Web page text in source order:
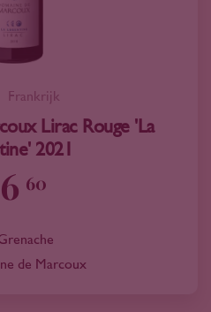
Frankrijk
Lirac Rouge 'La
2021
60
de Marcoux